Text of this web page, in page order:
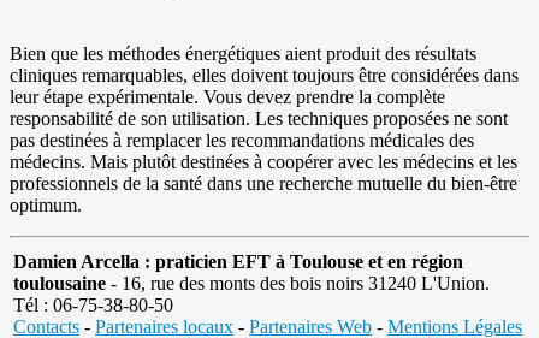
Bien que les méthodes énergétiques aient produit des résultats
cliniques remarquables, elles doivent toujours être considérées dans
leur étape expérimentale. Vous devez prendre la complète
responsabilité de son utilisation. Les techniques proposées ne sont
pas destinées à remplacer les recommandations médicales des
médecins. Mais plutôt destinées à coopérer avec les médecins et les
professionnels de la santé dans une recherche mutuelle du bien-être
optimum.
Damien Arcella : praticien EFT à Toulouse et en région
toulousaine - 16, rue des monts des bois noirs 31240 L'Union.
Tél : 06-75-38-80-50
Contacts - Partenaires locaux - Partenaires Web - Mentions Légales